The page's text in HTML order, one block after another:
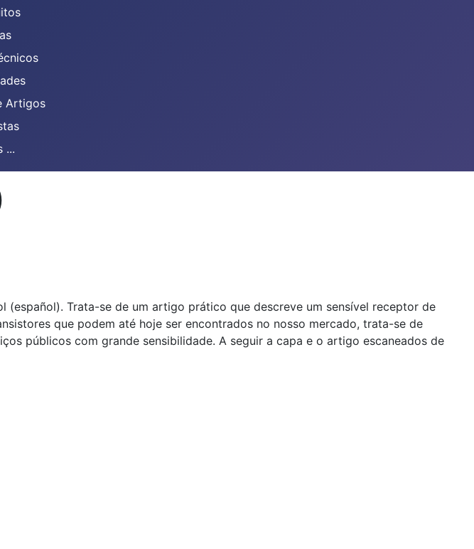
Artigos
...
Trata-se de um artigo prático que descreve um sensível receptor de
que podem até hoje ser encontrados no nosso mercado, trata-se de
públicos com grande sensibilidade. A seguir a capa e o artigo escaneados de